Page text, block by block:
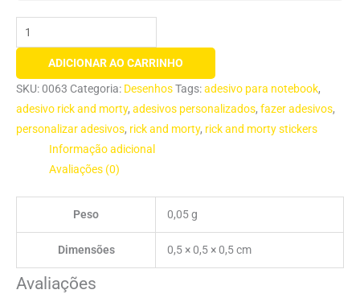
ADICIONAR AO CARRINHO
SKU:0063 Categoria: DesenhosTags:adesivo para notebook,
adesivo rick and morty, adesivos personalizados, fazer adesivos,
personalizar adesivos, rick and morty, rick and morty stickers
Informação adicional
Avaliações (0)
Peso 0,05 g
Dimensões 0,5 × 0,5 × 0,5 cm
Avaliações